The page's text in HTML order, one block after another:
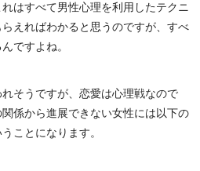
はすべて男性心理を利用したテクニ
えればわかると思うのですが、すべ
ですよね。
れそうですが、恋愛は心理戦なので
係から進展できない女性には以下の
ことになります。